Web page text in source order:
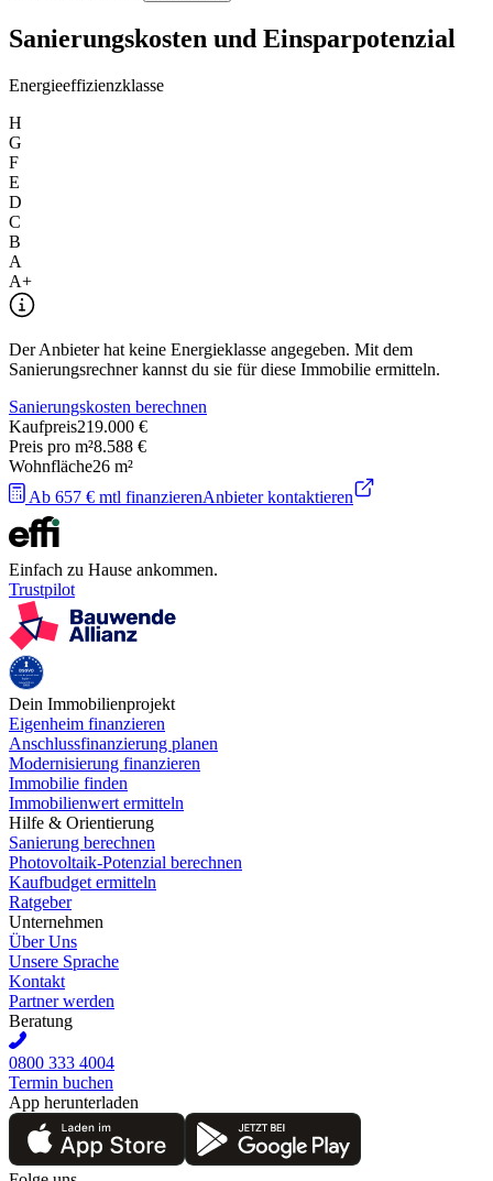
Sanierungskosten und Einsparpotenzial
Energieeffizienzklasse
H
G
F
E
D
C
B
A
A+
Der Anbieter hat keine Energieklasse angegeben. Mit dem
Sanierungsrechner kannst du sie für diese Immobilie ermitteln.
Sanierungskosten berechnen
Kaufpreis219.000 €
Preis pro m²8.588 €
Wohnfläche26 m²
Ab 657 € mtl finanzierenAnbieter kontaktieren
Einfach zu Hause ankommen.
Trustpilot
Dein Immobilienprojekt
Eigenheim finanzieren
Anschlussfinanzierung planen
Modernisierung finanzieren
Immobilie finden
Immobilienwert ermitteln
Hilfe & Orientierung
Sanierung berechnen
Photovoltaik-Potenzial berechnen
Kaufbudget ermitteln
Ratgeber
Unternehmen
Über Uns
Unsere Sprache
Kontakt
Partner werden
Beratung
0800 333 4004
Termin buchen
App herunterladen